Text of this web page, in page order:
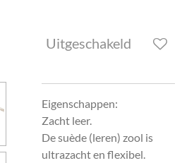
Uitgeschakeld
Eigenschappen:
Zacht leer.
De suède (leren) zool is
ultrazacht en flexibel.